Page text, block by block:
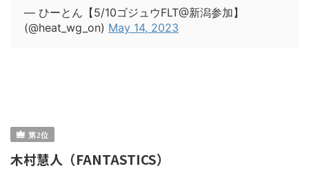
— ひーとん【5/10ゴジュウFLT@新潟参加】
(@heat_wg_on) May 14, 2023
木村慧人（FANTASTICS）